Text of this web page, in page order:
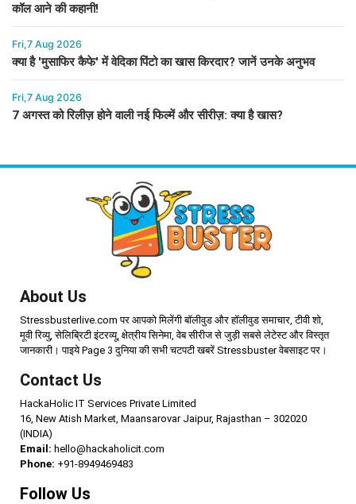
कॉल आने की कहानी!
Fri,7 Aug 2026
क्या है 'मुसाफिर कैफे' में वेदिका पिंटो का खास किरदार? जानें उनके अनुभव
Fri,7 Aug 2026
7 अगस्त को रिलीज़ होने वाली नई फिल्में और सीरीज़: क्या है खास?
About Us
Stressbusterlive.com पर आपको मिलेंगी बॉलीवुड और हॉलीवुड समाचार, टीवी शो,
मूवी रिव्यु, सेलिब्रिटी इंटरव्यू, क्षेत्रीय सिनेमा, वेब सीरीज से जुड़ी सबसे लेटेस्ट और विस्तृत
जानकारी। पाइये Page 3 दुनिया की सभी चटपटी खबरें Stressbuster वेबसाइट पर।
Contact Us
HackaHolic IT Services Private Limited
16, New Atish Market, Maansarovar Jaipur, Rajasthan – 302020
(INDIA)
Email: hello@hackaholicit.com
Phone: +91-8949469483
Follow Us